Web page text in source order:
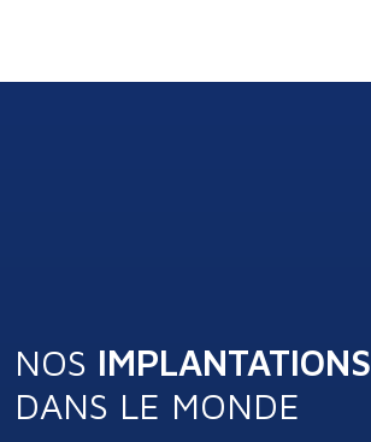
NOS IMPLANTATIONS
DANS LE MONDE